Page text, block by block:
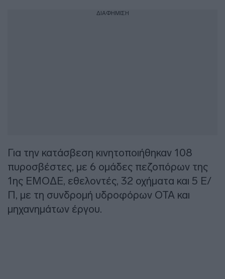
ΔΙΑΦΗΜΙΣΗ
Για την κατάσβεση κινητοποιήθηκαν 108
πυροσβέστες, με 6 ομάδες πεζοπόρων της
1ης ΕΜΟΔΕ, εθελοντές, 32 οχήματα και 5 Ε/
Π, με τη συνδρομή υδροφόρων ΟΤΑ και
μηχανημάτων έργου.